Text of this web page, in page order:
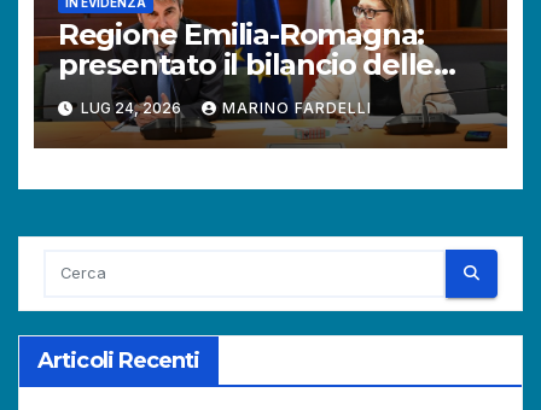
Regione Emilia-Romagna:
presentato il bilancio delle
attività del Difensore civico.
Aumentano le richieste dei
cittadini.
LUG 24, 2026 MARINO FARDELLI
Articoli Recenti